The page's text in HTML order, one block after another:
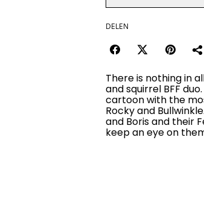
DELEN
There is nothing in
and squirrel BFF
cartoon with the
Rocky and
and Boris and their
keep an eye on